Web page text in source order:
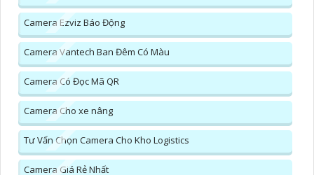
Camera Ezviz Báo Động
Camera Vantech Ban Đêm Có Màu
Camera Có Đọc Mã QR
Camera Cho xe nâng
Tư Vấn Chọn Camera Cho Kho Logistics
Camera Giá Rẻ Nhất